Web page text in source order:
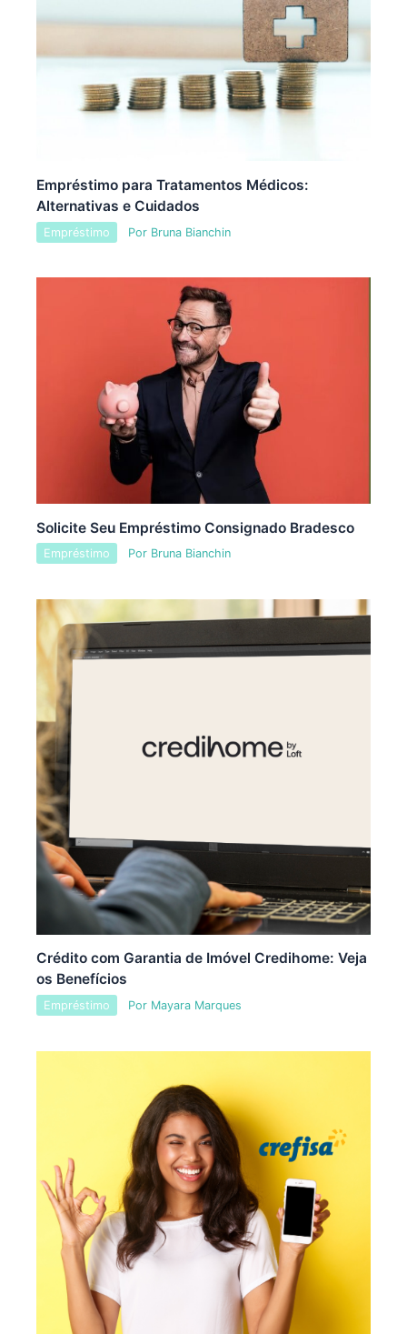
Empréstimo para Tratamentos Médicos:
Alternativas e Cuidados
Empréstimo Por Bruna Bianchin
Solicite Seu Empréstimo Consignado Bradesco
Empréstimo Por Bruna Bianchin
Crédito com Garantia de Imóvel Credihome: Veja
os Benefícios
Empréstimo Por Mayara Marques